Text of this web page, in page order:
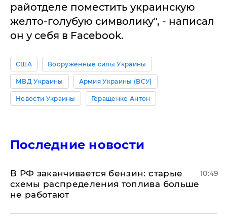
райотделе поместить украинскую
желто-голубую символику", - написал
он у себя в Facebook.
США Вооруженные силы Украины
МВД Украины Армия Украины (ВСУ)
Новости Украины Геращенко Антон
Последние новости
​В РФ заканчивается бензин: старые
схемы распределения топлива больше
не работают
10:49